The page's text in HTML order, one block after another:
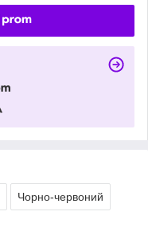
Чорно-червоний